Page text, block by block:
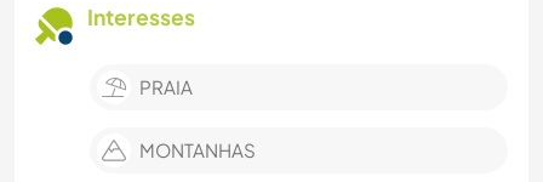
Interesses
PRAIA
MONTANHAS